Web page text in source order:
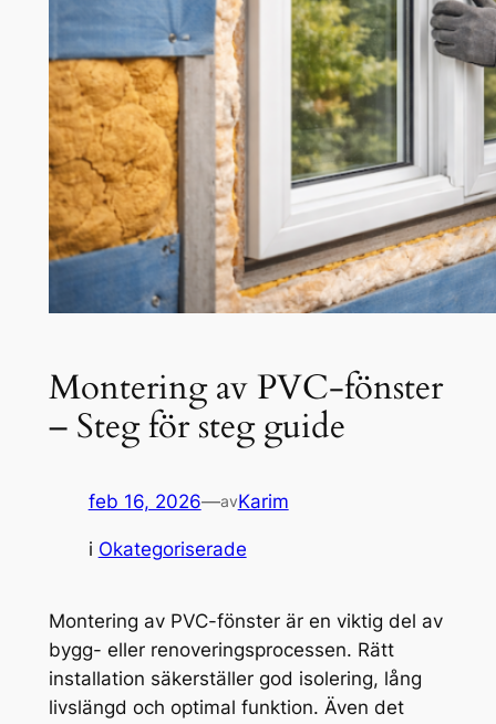
Montering av PVC-fönster
– Steg för steg guide
feb 16, 2026—avKarim
i Okategoriserade
Montering av PVC-fönster är en viktig del av
bygg- eller renoveringsprocessen. Rätt
installation säkerställer god isolering, lång
livslängd och optimal funktion. Även det